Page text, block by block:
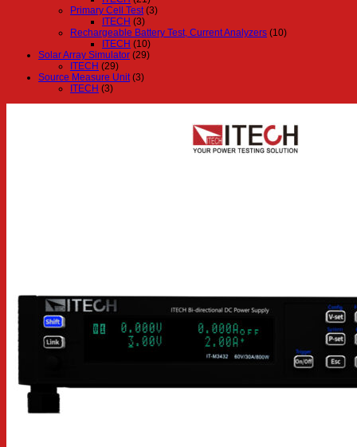
Primary Cell Test (3)
ITECH (3)
Rechargeable Battery Test, Current Analyzers (10)
ITECH (10)
Solar Array Simulator (29)
ITECH (29)
Source Measure Unit (3)
ITECH (3)